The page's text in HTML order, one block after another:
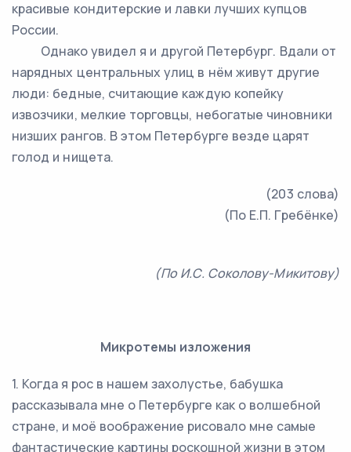
красивые кондитерские и лавки лучших купцов
России.
Однако увидел я и другой Петербург. Вдали от
нарядных центральных улиц в нём живут другие
люди: бедные, считающие каждую копейку
извозчики, мелкие торговцы, небогатые чиновники
низших рангов. В этом Петербурге везде царят
голод и нищета.
(203 слова)
(По Е.П. Гребёнке)
(По И.С. Соколову-Микитову)
Микротемы изложения
1. Когда я рос в нашем захолустье, бабушка
рассказывала мне о Петербурге как о волшебной
стране, и моё воображение рисовало мне самые
фантастические картины роскошной жизни в этом